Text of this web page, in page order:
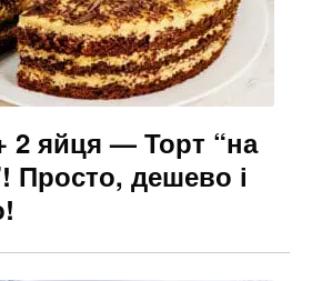
2 яйця — Торт “на
Просто, дешево і